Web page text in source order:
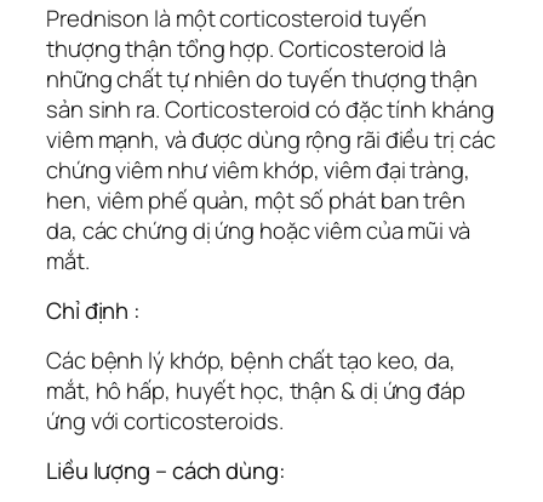
Prednison là một corticosteroid tuyến
thượng thận tổng hợp. Corticosteroid là
những chất tự nhiên do tuyến thượng thận
sản sinh ra. Corticosteroid có đặc tính kháng
viêm mạnh, và được dùng rộng rãi điều trị các
chứng viêm như viêm khớp, viêm đại tràng,
hen, viêm phế quản, một số phát ban trên
da, các chứng dị ứng hoặc viêm của mũi và
mắt.
Chỉ định :
Các bệnh lý khớp, bệnh chất tạo keo, da,
mắt, hô hấp, huyết học, thận & dị ứng đáp
ứng với corticosteroids.
Liều lượng – cách dùng: